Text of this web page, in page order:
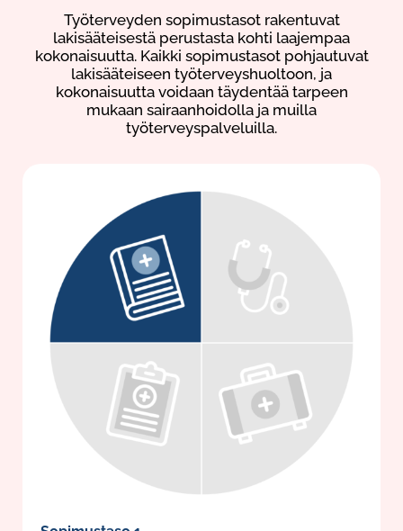
Työterveyden sopimustasot rakentuvat
lakisääteisestä perustasta kohti laajempaa
kokonaisuutta. Kaikki sopimustasot pohjautuvat
lakisääteiseen työterveyshuoltoon, ja
kokonaisuutta voidaan täydentää tarpeen
mukaan sairaanhoidolla ja muilla
työterveyspalveluilla.